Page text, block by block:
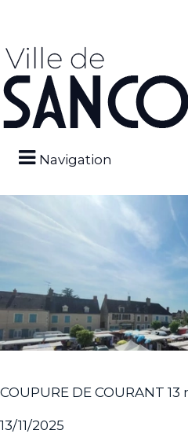
Navigation
COUPURE DE COURANT
13/11/2025